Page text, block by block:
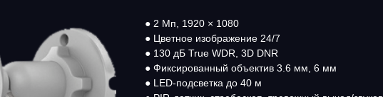
● 2 Mп, 1920 × 1080
● Цветное изображение 24/7
● 130 дБ True WDR, 3D DNR
● Фиксированный объектив 3.6 мм, 6 мм
● LED-подсветка до 40 м